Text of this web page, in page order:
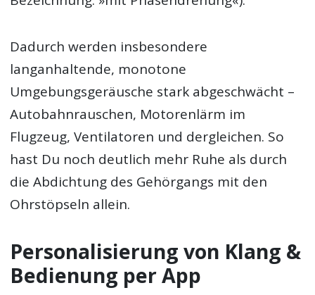
Dadurch werden insbesondere
langanhaltende, monotone
Umgebungsgeräusche stark abgeschwächt –
Autobahnrauschen, Motorenlärm im
Flugzeug, Ventilatoren und dergleichen. So
hast Du noch deutlich mehr Ruhe als durch
die Abdichtung des Gehörgangs mit den
Ohrstöpseln allein.
Personalisierung von Klang &
Bedienung per App